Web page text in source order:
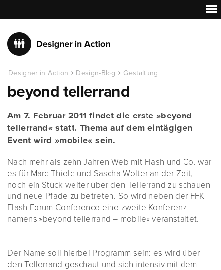
Designer in Action Design-Blog Gestaltung
beyond tellerrand
Am 7. Februar 2011 findet die erste »beyond
tellerrand« statt. Thema auf dem eintägigen
Event wird »mobile« sein.
Nach mehr als zehn Jahren Web mit Flash und Co. war
es für Marc Thiele und Sascha Wolter an der Zeit,
noch ein Stück weiter über den Tellerrand zu schauen
und neue Pfade zu betreten. So wird neben der FFK
Flash Forum Conference eine zweite Konferenz
namens »beyond tellerrand – mobile« veranstaltet.
Der Name soll hierbei Programm sein: es wird über
den Tellerrand geschaut und sich intensiv mit dem